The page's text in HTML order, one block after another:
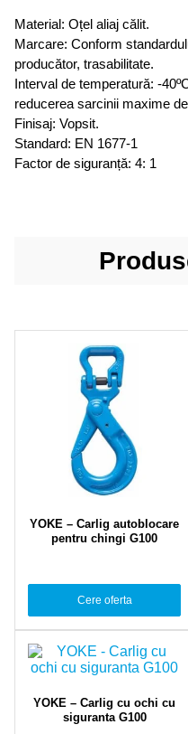
Material: Oțel aliaj călit.
Marcare: Conform
producător, trasabilitate.
Interval de temperatură: -
reducerea sarcinii maxime
Finisaj: Vopsit.
Standard: EN 1677-1
Factor de siguranță: 4: 1
YOKE – Carlig autoblocare
pentru chingi G100
Cere oferta
YOKE – Carlig cu ochi cu
siguranta G100